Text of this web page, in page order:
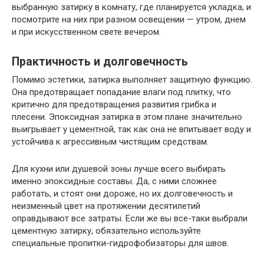
выбранную затирку в комнату, где планируется укладка, и
посмотрите на них при разном освещении — утром, днем
и при искусственном свете вечером.
Практичность и долговечность
Помимо эстетики, затирка выполняет защитную функцию.
Она предотвращает попадание влаги под плитку, что
критично для предотвращения развития грибка и
плесени. Эпоксидная затирка в этом плане значительно
выигрывает у цементной, так как она не впитывает воду и
устойчива к агрессивным чистящим средствам.
Для кухни или душевой зоны лучше всего выбирать
именно эпоксидные составы. Да, с ними сложнее
работать, и стоят они дороже, но их долговечность и
неизменный цвет на протяжении десятилетий
оправдывают все затраты. Если же вы все-таки выбрали
цементную затирку, обязательно используйте
специальные пропитки-гидрофобизаторы для швов.